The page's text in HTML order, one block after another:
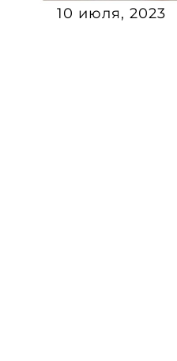
10 июля, 2023